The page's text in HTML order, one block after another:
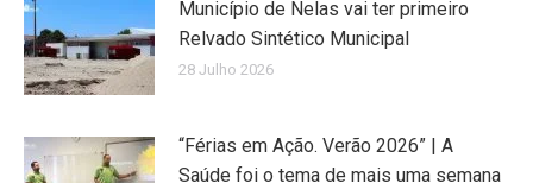
Município de Nelas vai ter primeiro
Relvado Sintético Municipal
28 Julho 2026
“Férias em Ação. Verão 2026” | A
Saúde foi o tema de mais uma semana